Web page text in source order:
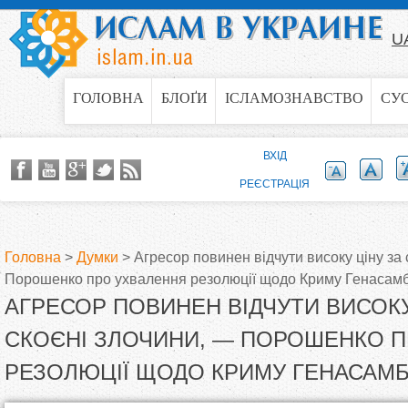
Jump to navigation
ГОЛОВНА БЛОҐИ ІСЛАМОЗНАВСТВО
В
и
є
Головна > Думки > Агресор повинен відчути високу ціну
Порошенко про ухвалення резолюції щодо Криму
АГРЕСОР ПОВИНЕН ВІДЧУТИ
СКОЄНІ ЗЛОЧИНИ, — ПОРОШЕНКО
РЕЗОЛЮЦІЇ ЩОДО КРИМУ
ВХІД
РЕЄСТРАЦІЯ